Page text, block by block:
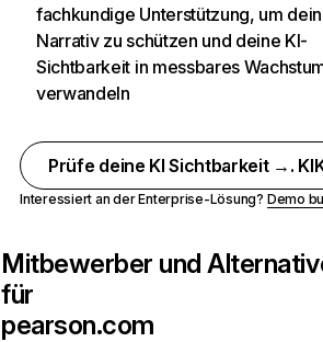
fachkundige Unterstützung, um dein
Narrativ zu schützen und deine KI-
Sichtbarkeit in messbares
verwandeln
Prüfe deine KI Sichtbarkeit →.
Interessiert an der Enterprise-Lösung? Demo
Mitbewerber und
für
pearson.com